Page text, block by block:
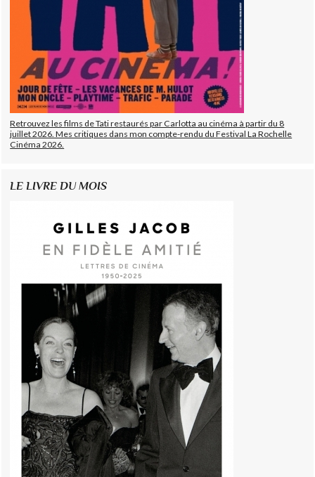
Retrouvez les films de Tati restaurés par Carlotta au cinéma à partir du 8
juillet 2026. Mes critiques dans mon compte-rendu du Festival La Rochelle
Cinéma 2026.
LE LIVRE DU MOIS